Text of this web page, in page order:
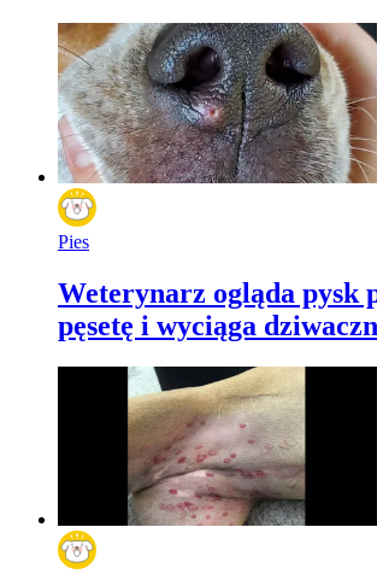
Pies
Weterynarz ogląda pysk
pęsetę i wyciąga